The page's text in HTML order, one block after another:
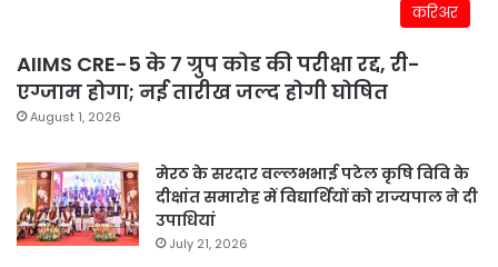
करिअर
AIIMS CRE-5 के 7 ग्रुप कोड की परीक्षा रद्द, री-
एग्जाम होगा; नई तारीख जल्द होगी घोषित
August 1, 2026
मेरठ के सरदार वल्लभभाई पटेल कृषि विवि के
दीक्षांत समारोह में विद्यार्थियों को राज्यपाल ने दी
उपाधियां
July 21, 2026